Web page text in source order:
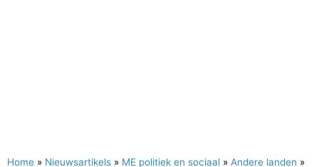
Home » Nieuwsartikels » ME politiek en sociaal » Andere landen »